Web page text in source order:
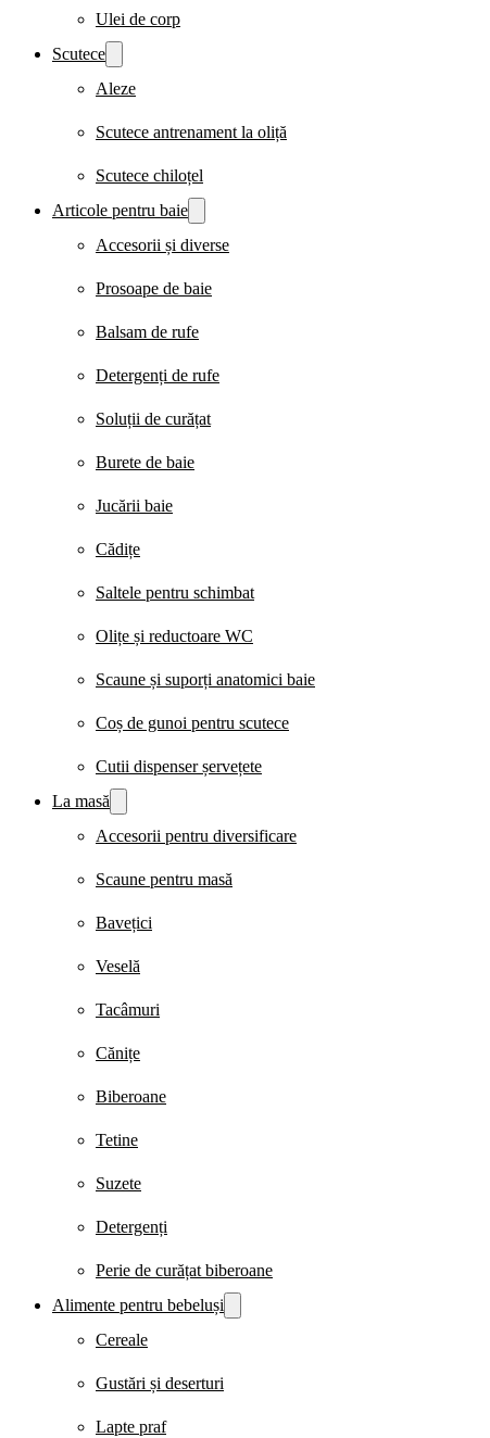
Ulei de corp
Scutece
Aleze
Scutece antrenament la oliță
Scutece chiloțel
Articole pentru baie
Accesorii și diverse
Prosoape de baie
Balsam de rufe
Detergenți de rufe
Soluții de curățat
Burete de baie
Jucării baie
Cădițe
Saltele pentru schimbat
Olițe și reductoare WC
Scaune și suporți anatomici baie
Coș de gunoi pentru scutece
Cutii dispenser șervețete
La masă
Accesorii pentru diversificare
Scaune pentru masă
Bavețici
Veselă
Tacâmuri
Cănițe
Biberoane
Tetine
Suzete
Detergenți
Perie de curățat biberoane
Alimente pentru bebeluși
Cereale
Gustări și deserturi
Lapte praf